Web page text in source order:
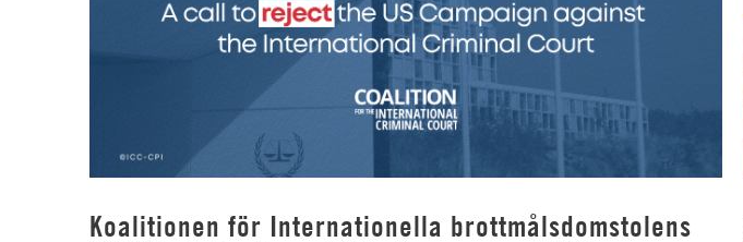
Koalitionen för Internationella brottmålsdomstolens